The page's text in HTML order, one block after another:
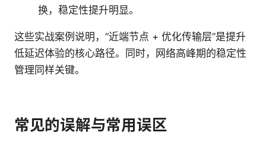
换，稳定性提升明显。
这些实战案例说明，“近端节点 + 优化传输层”是提升
低延迟体验的核心路径。同时，网络高峰期的稳定性
管理同样关键。
常见的误解与常用误区